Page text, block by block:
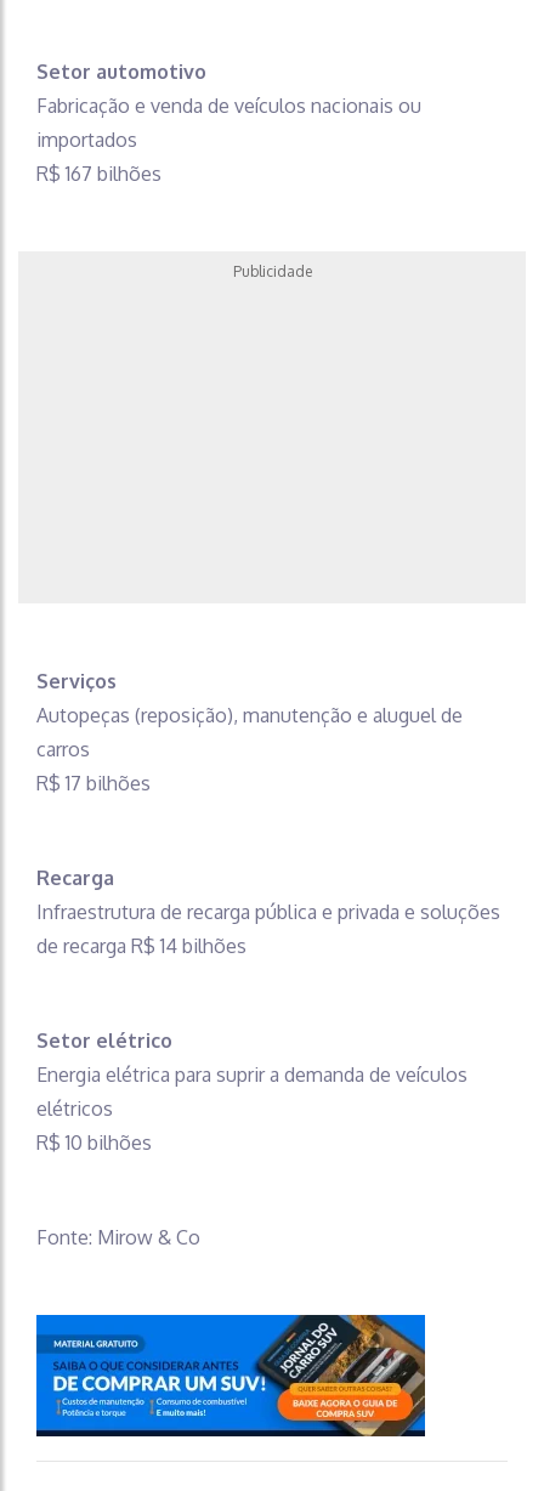
Setor automotivo
Fabricação e venda de veículos nacionais ou
importados
R$ 167 bilhões
Publicidade
Serviços
Autopeças (reposição), manutenção e aluguel de
carros
R$ 17 bilhões
Recarga
Infraestrutura de recarga pública e privada e soluções
de recarga R$ 14 bilhões
Setor elétrico
Energia elétrica para suprir a demanda de veículos
elétricos
R$ 10 bilhões
Fonte: Mirow & Co